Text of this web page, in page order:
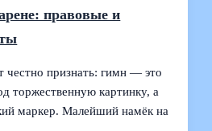
правовые и
честно признать: гимн — это
торжественную картинку, а
маркер. Малейший намёк на